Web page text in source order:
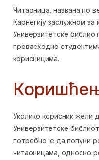
Читаоница, названа по
Карнегију заслужном за
Универзитетске
превасходно
корисницима.
Уколико корисник жели
Универзитетске
потребно је да попуни
читаоницама, односно